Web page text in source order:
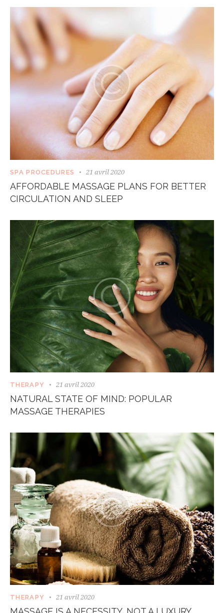
SPA PROCEDURES 21 avril 2020
AFFORDABLE MASSAGE PLANS FOR BETTER
CIRCULATION AND SLEEP
THERAPY 21 avril 2020
NATURAL STATE OF MIND: POPULAR
MASSAGE THERAPIES
THERAPY 21 avril 2020